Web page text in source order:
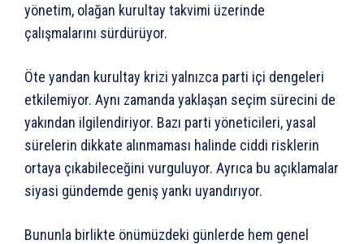
yönetim, olağan kurultay takvimi üzerinde
çalışmalarını sürdürüyor.
Öte yandan kurultay krizi yalnızca parti içi dengeleri
etkilemiyor. Aynı zamanda yaklaşan seçim sürecini de
yakından ilgilendiriyor. Bazı parti yöneticileri, yasal
sürelerin dikkate alınmaması halinde ciddi risklerin
ortaya çıkabileceğini vurguluyor. Ayrıca bu açıklamalar
siyasi gündemde geniş yankı uyandırıyor.
Bununla birlikte önümüzdeki günlerde hem genel